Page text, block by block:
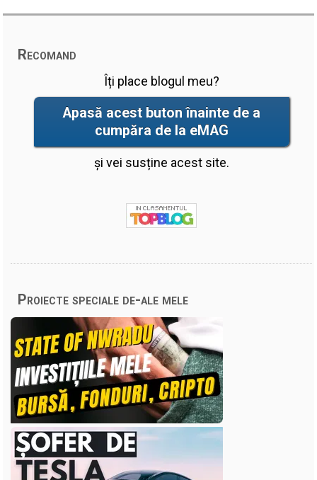
Recomand
Îți place blogul meu?
Apasă acest buton înainte de a
cumpăra de la eMAG
și vei susține acest site.
Proiecte speciale de-ale mele